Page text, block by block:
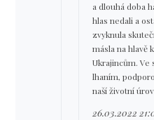
a dlouhá doba
hlas nedali a
zvyknula
másla na hlavě
Ukrajincům. Ve
lhaním,
naší životní
26.03.2022